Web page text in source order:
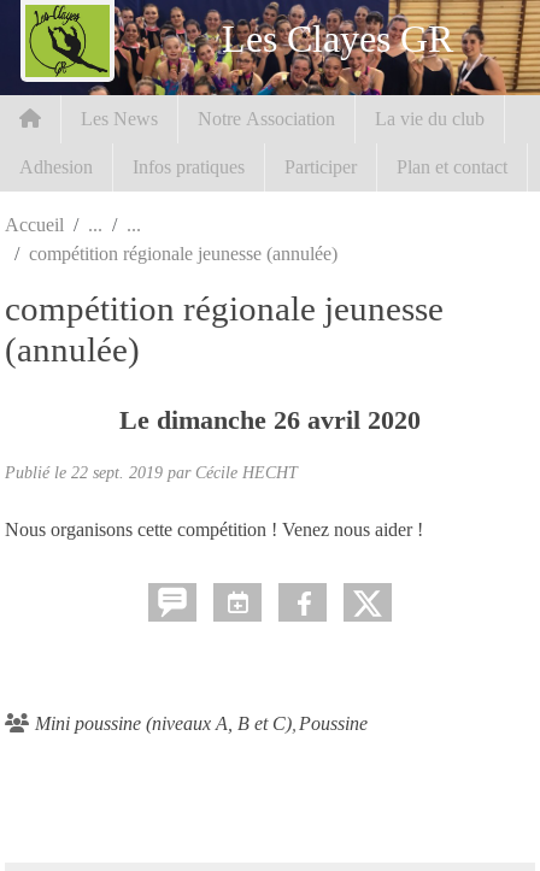
Les Clayes GR
Les News Notre Association La vie du club
Adhesion Infos pratiques Participer Plan et contact
Accueil
compétition régionale jeunesse (annulée)
compétition régionale jeunesse
(annulée)
Le dimanche 26 avril 2020
Publié le 22 sept. 2019 par Cécile HECHT
Nous organisons cette compétition ! Venez nous aider !
Mini poussine (niveaux A, B et C) Poussine
Panneau de gestion des cookies